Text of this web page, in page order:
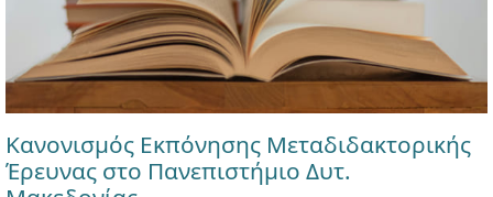
Κανονισμός Εκπόνησης Μεταδιδακτορικής
Έρευνας στο Πανεπιστήμιο Δυτ.